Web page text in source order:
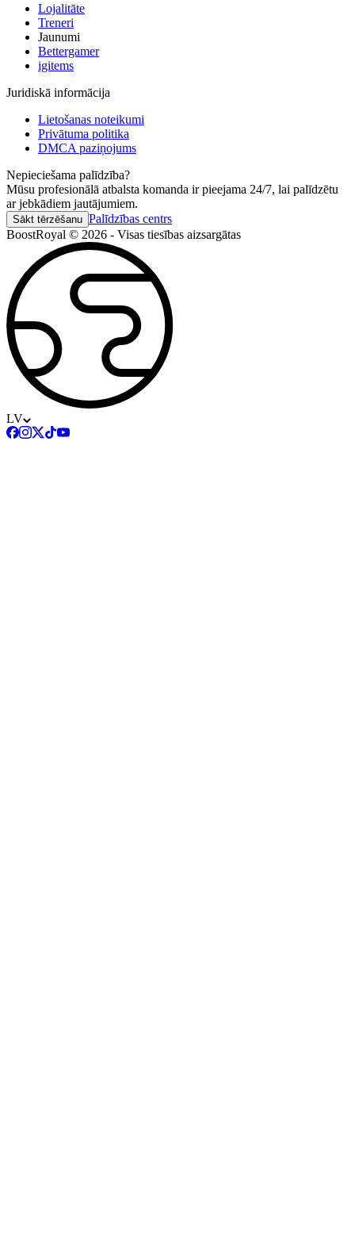
Lojalitāte
Treneri
Jaunumi
Bettergamer
igitems
Juridiskā informācija
Lietošanas noteikumi
Privātuma politika
DMCA paziņojums
Nepieciešama palīdzība?
Mūsu profesionālā atbalsta komanda ir pieejama 24/7, lai palīdzētu
ar jebkādiem jautājumiem.
Sākt tērzēšanu Palīdzības centrs
BoostRoyal © 2026 - Visas tiesības aizsargātas
LV